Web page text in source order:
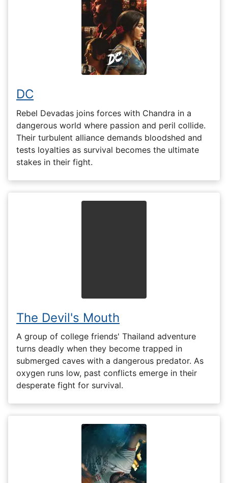
DC
Rebel Devadas joins forces with Chandra in a
dangerous world where passion and peril collide.
Their turbulent alliance demands bloodshed and
tests loyalties as survival becomes the ultimate
stakes in their fight.
The Devil's Mouth
A group of college friends' Thailand adventure
turns deadly when they become trapped in
submerged caves with a dangerous predator. As
oxygen runs low, past conflicts emerge in their
desperate fight for survival.